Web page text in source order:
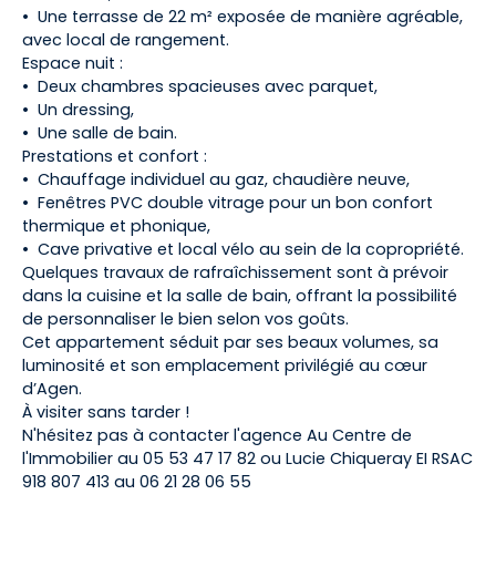
Une terrasse de 22 m² exposée de manière agréable,
avec local de rangement.
Espace nuit :
Deux chambres spacieuses avec parquet,
Un dressing,
Une salle de bain.
Prestations et confort :
Chauffage individuel au gaz, chaudière neuve,
Fenêtres PVC double vitrage pour un bon confort
thermique et phonique,
Cave privative et local vélo au sein de la copropriété.
Quelques travaux de rafraîchissement sont à prévoir
dans la cuisine et la salle de bain, offrant la possibilité
de personnaliser le bien selon vos goûts.
Cet appartement séduit par ses beaux volumes, sa
luminosité et son emplacement privilégié au cœur
d’Agen.
À visiter sans tarder !
N'hésitez pas à contacter l'agence Au Centre de
l'Immobilier au 05 53 47 17 82 ou Lucie Chiqueray EI RSAC
918 807 413 au 06 21 28 06 55